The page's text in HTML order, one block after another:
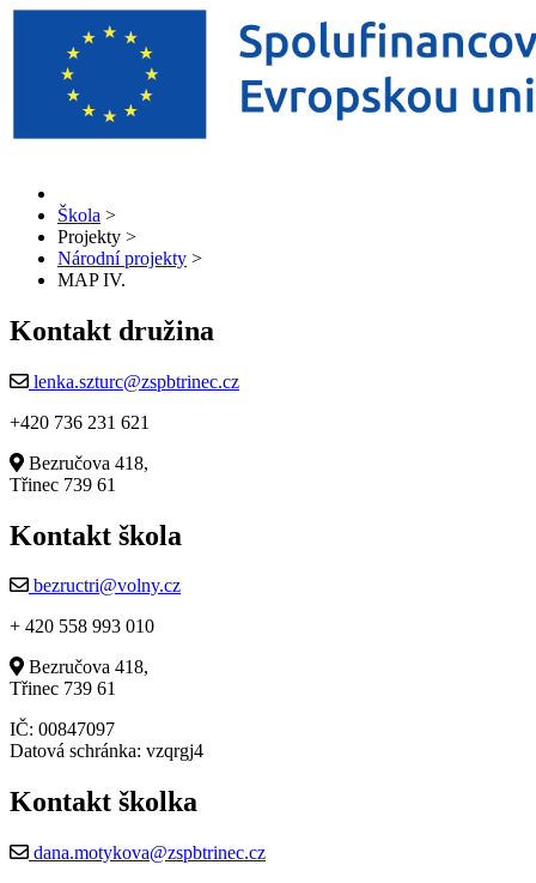
Škola >
Projekty >
Národní projekty >
MAP IV.
Kontakt družina
lenka.szturc@zspbtrinec.cz
+420 736 231 621
Bezručova 418,
Třinec 739 61
Kontakt škola
bezructri@volny.cz
+ 420 558 993 010
Bezručova 418,
Třinec 739 61
IČ: 00847097
Datová schránka: vzqrgj4
Kontakt školka
dana.motykova@zspbtrinec.cz